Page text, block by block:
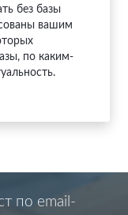
без базы
вашим
по каким-
по email-